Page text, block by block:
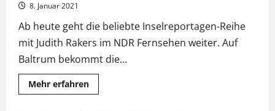
8. Januar 2021
Ab heute geht die beliebte Inselreportagen-Reihe
mit Judith Rakers im NDR Fernsehen weiter. Auf
Baltrum bekommt die...
Mehr erfahrenMehr
Informationen